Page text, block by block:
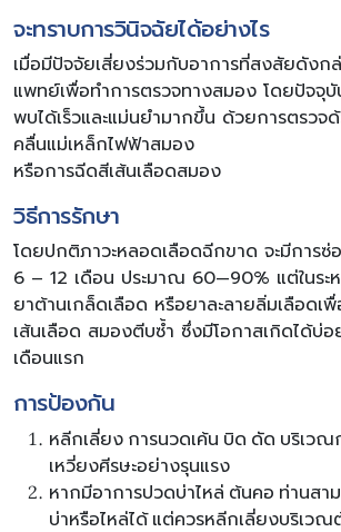
จะทราบการวินิจฉัยได้อย่างไร
เมื่อมีปัจจัยเสี่ยงร่วมกับอาการที่สงสัยดังก
แพทย์เพื่อทำการตรวจทางสมอง โดยปัจจุ
พบได้เร็วและแม่นยำมากขึ้น ด้วยการตรวจ
คลื่นแม่เหล็กไฟฟ้าสมอง
หรือการฉีดสีเส้นเลือดสมอง
วิธีการรักษา
โดยปกติภาวะหลอดเลือดฉีกขาด จะมีการซ่
6 – 12 เดือน ประมาณ 60—90% แต่ในระ
ยาต้านเกล็ดเลือด หรือยาละลายลิ่มเลือดเ
เส้นเลือด สมองตีบซ้ำ ซึ่งมีโอกาสเกิดได้บ่อ
เดือนแรก
การป้องกัน
หลีกเลี่ยง การนวดเค้น บิด ดัด บริเวณ
เหวี่ยงศีรษะอย่างรุนแรง
หากมีอาการปวดบ่าไหล่ ต้นคอ ท่านส
บ่าหรือไหล่ได้ แต่ควรหลีกเลี่ยงบริเวณ